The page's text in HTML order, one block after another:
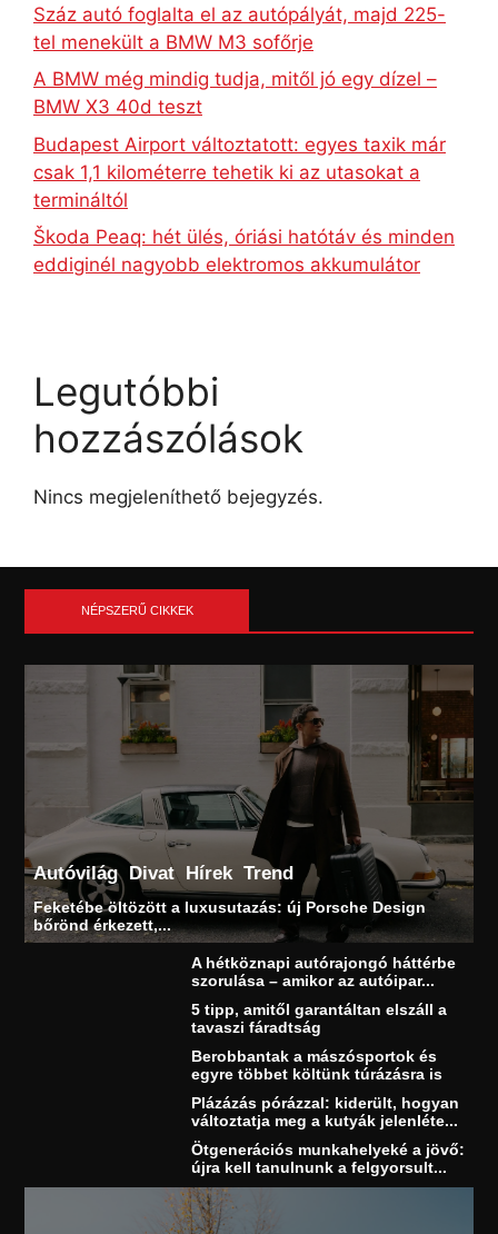
Száz autó foglalta el az autópályát, majd 225-
tel menekült a BMW M3 sofőrje
A BMW még mindig tudja, mitől jó egy dízel –
BMW X3 40d teszt
Budapest Airport változtatott: egyes taxik már
csak 1,1 kilométerre tehetik ki az utasokat a
termináltól
Škoda Peaq: hét ülés, óriási hatótáv és minden
eddiginél nagyobb elektromos akkumulátor
Legutóbbi
hozzászólások
Nincs megjeleníthető bejegyzés.
NÉPSZERŰ CIKKEK
Autóvilág Divat Hírek Trend
Feketébe öltözött a luxusutazás: új Porsche Design
bőrönd érkezett,...
A hétköznapi autórajongó háttérbe
szorulása – amikor az autóipar...
5 tipp, amitől garantáltan elszáll a
tavaszi fáradtság
Berobbantak a mászósportok és
egyre többet költünk túrázásra is
Plázázás pórázzal: kiderült, hogyan
változtatja meg a kutyák jelenléte...
Ötgenerációs munkahelyeké a jövő:
újra kell tanulnunk a felgyorsult...